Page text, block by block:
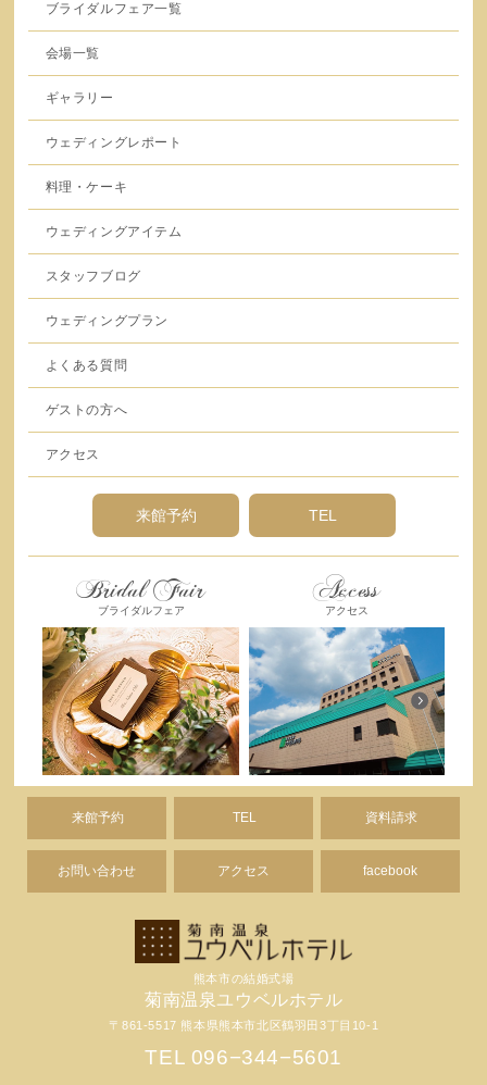
ブライダルフェア一覧
会場一覧
ギャラリー
ウェディングレポート
料理・ケーキ
ウェディングアイテム
スタッフブログ
ウェディングプラン
よくある質問
ゲストの方へ
アクセス
来館予約 TEL
Bridal Fair
ブライダルフェア
Access
アクセス
来館予約 TEL 資料請求
お問い合わせ アクセス facebook
熊本市の結婚式場
菊南温泉ユウベルホテル
〒861-5517 熊本県熊本市北区鶴羽田3丁目10-1
TEL 096−344−5601